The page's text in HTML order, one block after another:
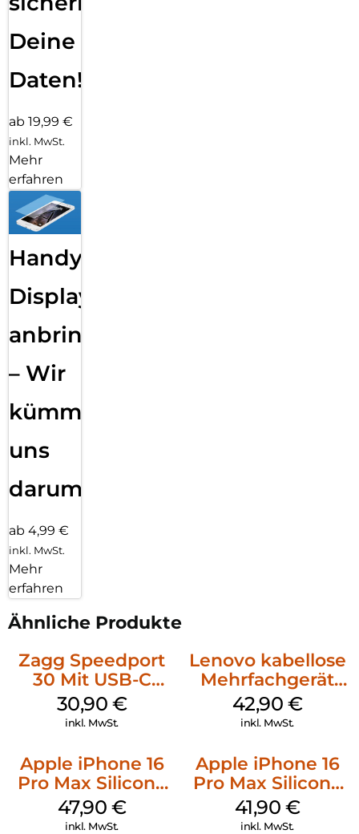
Deine
Daten!
ab 19,99 €
inkl. MwSt.
Mehr
erfahren
Handy
Displayfolie
anbringen
– Wir
kümmern
uns
darum!
ab 4,99 €
inkl. MwSt.
Mehr
erfahren
Ähnliche Produkte
Zagg Speedport
30 Mit USB-C
Kabel Weiß
30,90 €
inkl. MwSt.
Lenovo kabellose
Mehrfachgerät
Luna Grey
42,90 €
inkl. MwSt.
Apple iPhone 16
Pro Max Silicone
Case MagSafe
Black
47,90 €
inkl. MwSt.
Apple iPhone 16
Pro Max Silicone
Case MagSafe
Ultramarine
41,90 €
inkl. MwSt.